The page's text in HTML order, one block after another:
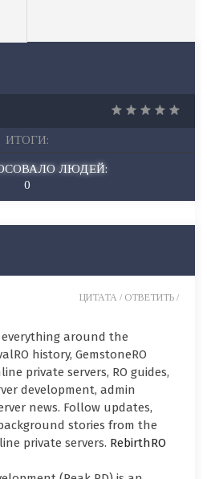
ИТОГИ:
ЛЮДЕЙ:
0
everything around the
history, GemstoneRO
private servers, RO guides,
development, admin
news. Follow updates,
stories from the
private servers. RebirthRO
ЦИТАТА / ОТВЕТИТЬ /